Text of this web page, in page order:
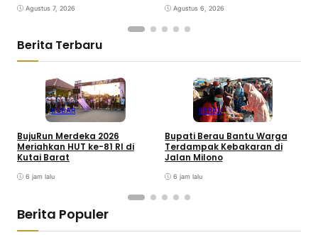
Agustus 7, 2026 Agustus 6, 2026
Berita Terbaru
KUBAR
BujuRun Merdeka 2026
Meriahkan HUT ke-81 RI di
Kutai Barat
6 jam lalu
BERAU
Bupati Berau Bantu Warga
Terdampak Kebakaran di
Jalan Milono
6 jam lalu
Berita Populer